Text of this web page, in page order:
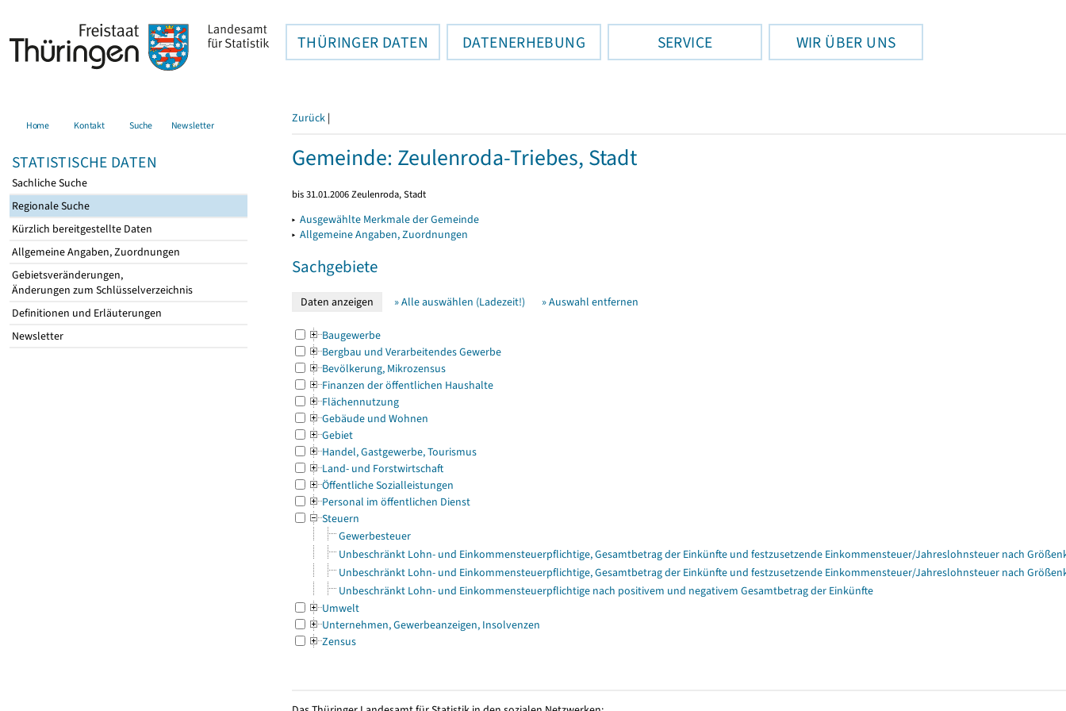
THÜRINGER DATEN DATENERHEBUNG SERVICE WIR ÜBER UNS
Home Kontakt Suche Newsletter
STATISTISCHE DATEN
Sachliche Suche
Regionale Suche
Kürzlich bereitgestellte Daten
Allgemeine Angaben, Zuordnungen
Gebietsveränderungen,
Änderungen zum Schlüsselverzeichnis
Definitionen und Erläuterungen
Newsletter
Zurück |
Gemeinde: Zeulenroda-Triebes, Stadt
bis 31.01.2006 Zeulenroda, Stadt
▸ Ausgewählte Merkmale der Gemeinde
▸ Allgemeine Angaben, Zuordnungen
Sachgebiete
» Alle auswählen (Ladezeit!) » Auswahl entfernen
Baugewerbe
Bergbau und Verarbeitendes Gewerbe
Bevölkerung, Mikrozensus
Finanzen der öffentlichen Haushalte
Flächennutzung
Gebäude und Wohnen
Gebiet
Handel, Gastgewerbe, Tourismus
Land- und Forstwirtschaft
Öffentliche Sozialleistungen
Personal im öffentlichen Dienst
Steuern
Gewerbesteuer
Unbeschränkt Lohn- und Einkommensteuerpflichtige, Gesamtbetrag der Einkünfte und festzusetzende Einkommensteuer/Jahreslohnsteuer nach
Unbeschränkt Lohn- und Einkommensteuerpflichtige, Gesamtbetrag der Einkünfte und festzusetzende Einkommensteuer/Jahreslohnsteuer nach
Unbeschränkt Lohn- und Einkommensteuerpflichtige nach positivem und negativem Gesamtbetrag der Einkünfte
Umwelt
Unternehmen, Gewerbeanzeigen, Insolvenzen
Zensus